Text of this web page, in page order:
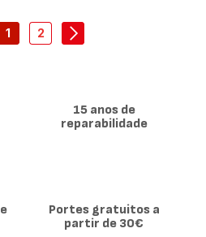
1-
2
-
15 anos de
reparabilidade
Portes gratuitos a
partir de 30€